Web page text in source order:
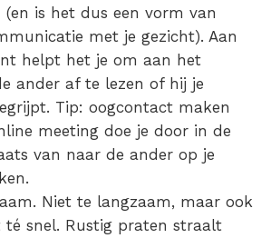
(en is het dus een vorm van
met je gezicht). Aan
helpt het je om aan het
ander af te lezen of hij je
Tip: oogcontact maken
meeting doe je door in de
van naar de ander op je
Niet te langzaam, maar ook
snel. Rustig praten straalt